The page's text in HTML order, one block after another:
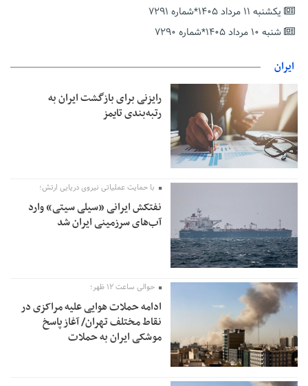
رئیس سازمان جهاد کشاورزی استان: کشاورزان گیلان نسبت به
دریافت یارانه کود اقدام کنند
یکشنبه ۱۱ مرداد ۱۴۰۵*شماره ۷۲۹۱
شنبه ۱۰ مرداد ۱۴۰۵*شماره ۷۲۹۰
ایران
رایزنی برای بازگشت ایران به
رتبه‌بندی تایمز
با حمایت عملیاتی نیروی دریایی ارتش؛
نفتکش ایرانی «سیلی سیتی» وارد
آب‌های سرزمینی ایران شد
حوالی ساعت ۱۲ ظهر؛
ادامه حملات هوایی علیه مراکزی در
نقاط مختلف تهران/ آغاز پاسخ
موشکی ایران به حملات